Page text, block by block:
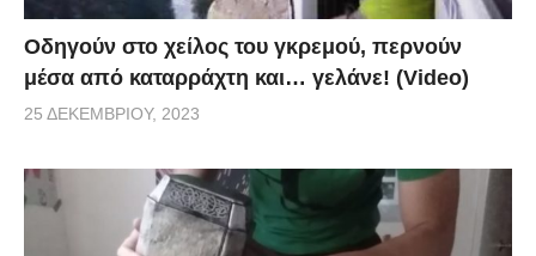
Οδηγούν στο χείλος του γκρεμού, περνούν
μέσα από καταρράχτη και… γελάνε! (Video)
25 ΔΕΚΕΜΒΡΊΟΥ, 2023